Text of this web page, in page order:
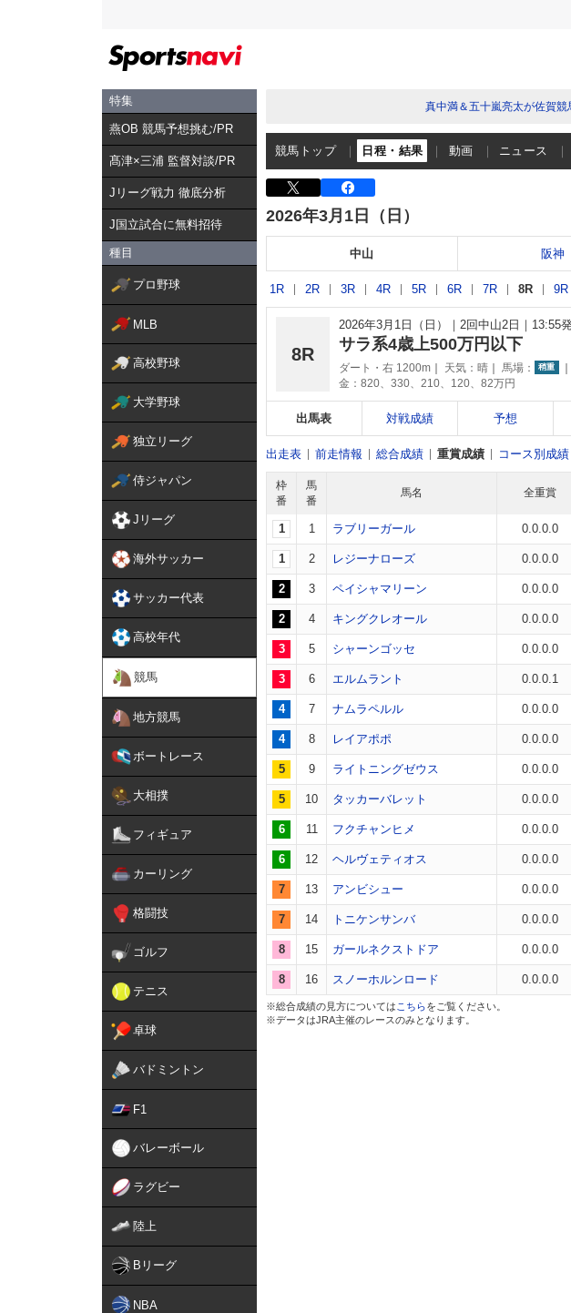
特集
燕OB 競馬予想挑む/PR
髙津×三浦 監督対談/PR
Jリーグ戦力 徹底分析
J国立試合に無料招待
種目
プロ野球
MLB
高校野球
大学野球
独立リーグ
侍ジャパン
Jリーグ
海外サッカー
サッカー代表
高校年代
競馬
地方競馬
ボートレース
大相撲
フィギュア
カーリング
格闘技
ゴルフ
テニス
卓球
バドミントン
F1
バレーボール
ラグビー
陸上
Bリーグ
NBA
真中満＆五十嵐亮太が佐賀競
競馬トップ 日程・結果 動画 ニュース
2026年3月1日（日）
中山 阪神
1R 2R 3R 4R 5R 6R 7R 8R 9R
8R
2026年3月1日（日） 2回中山2日 13:55
サラ系4歳上500万円以下
ダート・右 1200m 天気： 晴 馬場： 稍重
金：820、330、210、120、82万円
出馬表 対戦成績 予想
出走表 前走情報 総合成績 重賞成績 コース別成績
枠
番
馬
番
馬名 全重賞
1 1 ラブリーガール 0.0.0.0
1 2 レジーナローズ 0.0.0.0
2 3 ペイシャマリーン 0.0.0.0
2 4 キングクレオール 0.0.0.0
3 5 シャーンゴッセ 0.0.0.0
3 6 エルムラント 0.0.0.1
4 7 ナムラペルル 0.0.0.0
4 8 レイアポポ 0.0.0.0
5 9 ライトニングゼウス 0.0.0.0
5 10 タッカーバレット 0.0.0.0
6 11 フクチャンヒメ 0.0.0.0
6 12 ヘルヴェティオス 0.0.0.0
7 13 アンビシュー 0.0.0.0
7 14 トニケンサンバ 0.0.0.0
8 15 ガールネクストドア 0.0.0.0
8 16 スノーホルンロード 0.0.0.0
※総合成績の見方については こちらをご覧ください。
※データはJRA主催のレースのみとなります。